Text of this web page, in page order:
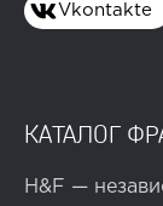
Vkontakte
КАТАЛОГ
H&F —